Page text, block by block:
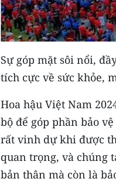
Sự góp mặt sôi nổi,
tích cực về sức khỏe,
Hoa hậu Việt Nam
bộ để góp phần bảo
rất vinh dự khi được
quan trọng, và chúng
bản thân mà còn là